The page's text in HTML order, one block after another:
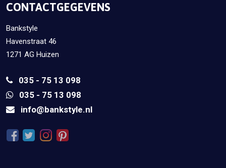
CONTACTGEGEVENS
Bankstyle
Havenstraat 46
1271 AG Huizen
035 - 75 13 098
035 - 75 13 098
info@bankstyle.nl